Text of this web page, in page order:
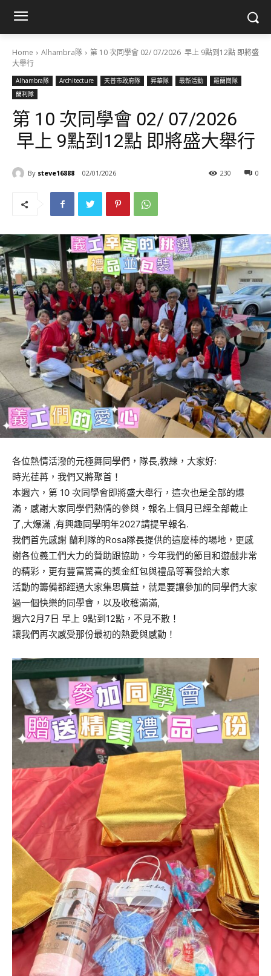
Home Alhambra隊
第 10 次同學會 02/ 07/2026 早上 9點到12點 即將盛
大舉行
Alhambra隊 Architecture 天普市政府隊 昇華隊 最新活動
羅蘭崗隊
蘭利隊
第 10 次同學會 02/ 07/2026
早上 9點到12點 即將盛大舉行
By steve16888 02/01/2026 0
230
各位熱情活潑的元極舞同學們，隊長,教練，大家好:
時光荏苒，我們又將聚首！
本週六，第 10 次同學會即將盛大舉行，這次也是全部的爆
滿，感謝大家同學們熱情的參與，報名上個月已經全部截止
了,大爆滿 ,有興趣同學明年2027請提早報名.
我們首先感謝 蘭利隊的Rosa隊長提供的這麼棒的場地，更感
謝各位義工們大力的贊助跟協助，今年我們的節目和遊戲非常
的精彩，更有豐富驚喜的獎金紅包與禮品等著發給大家
活動的籌備都經過大家集思廣益，就是要讓參加的同學們大家
過一個快樂的同學會，以及收穫滿滿,
週六2月7日 早上 9點到12點，不見不散！
讓我們再次感受那份最初的熱愛與感動！